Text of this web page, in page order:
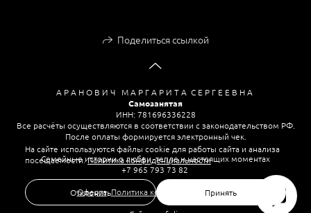
Поделиться ссылкой
А Р А Н О В И Ч М А Р Г А Р И Т А С Е Р Г Е Е В Н А
Самозанятая
ИНН: 781696336228
Все расчёты осуществляются в соответствии с законодательством РФ.
После оплаты формируется электронный чек.
Семейные истории о любви, тепле и настоящих моментах
+7 965 793 73 82
Оферта,Политика конфиденциальности
На сайте используются файлы cookie для работы сайта и анализа
посещаемости.Политика конфиденциальности
Отклонить Принять